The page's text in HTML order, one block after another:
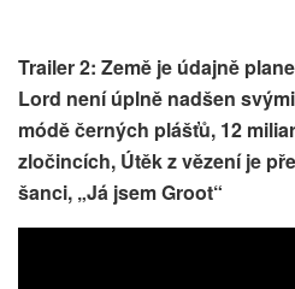
Trailer 2: Země je údajně
Lord není úplně nadšen
módě černých plášťů, 12
zločincích, Útěk z vězení je
šanci, „Já jsem Groot“